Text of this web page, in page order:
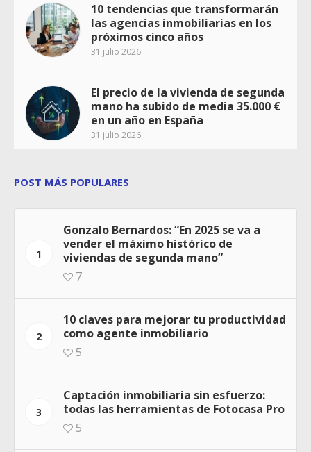
10 tendencias que transformarán
las agencias inmobiliarias en los
próximos cinco años
31 julio 2026
El precio de la vivienda de segunda
mano ha subido de media 35.000 €
en un año en España
31 julio 2026
POST MÁS POPULARES
1
Gonzalo Bernardos: “En 2025 se va a
vender el máximo histórico de
viviendas de segunda mano”
7
2
10 claves para mejorar tu productividad
como agente inmobiliario
5
3
Captación inmobiliaria sin esfuerzo:
todas las herramientas de Fotocasa Pro
5